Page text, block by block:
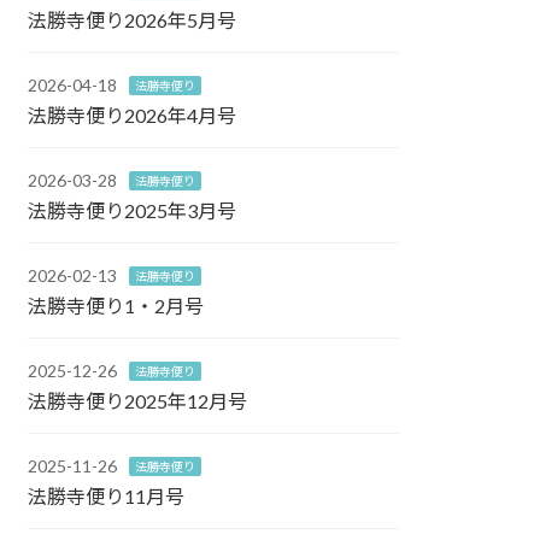
法勝寺便り2026年5月号
2026-04-18 法勝寺便り
法勝寺便り2026年4月号
2026-03-28 法勝寺便り
法勝寺便り2025年3月号
2026-02-13 法勝寺便り
法勝寺便り1・2月号
2025-12-26 法勝寺便り
法勝寺便り2025年12月号
2025-11-26 法勝寺便り
法勝寺便り11月号